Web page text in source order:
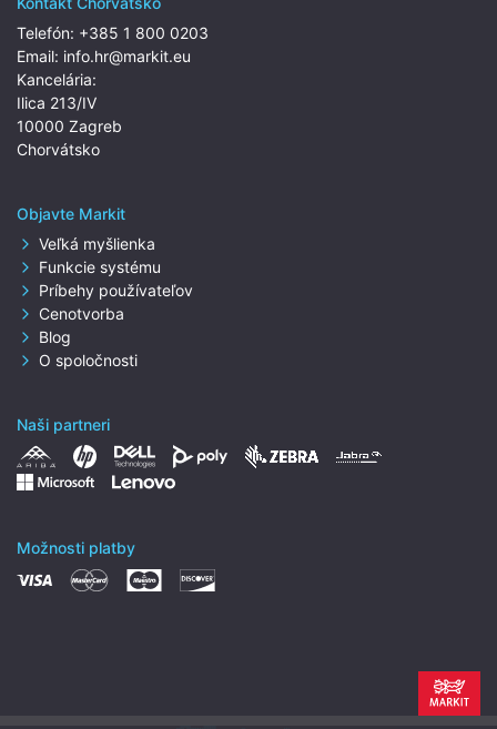
Telefón: +385 1 800 0203
Email: info.hr@markit.eu
Kancelária:
Ilica 213/IV
10000 Zagreb
Chorvátsko
Objavte Markit
Veľká myšlienka
Funkcie systému
Príbehy používateľov
Cenotvorba
Blog
O spoločnosti
Naši partneri
Možnosti platby